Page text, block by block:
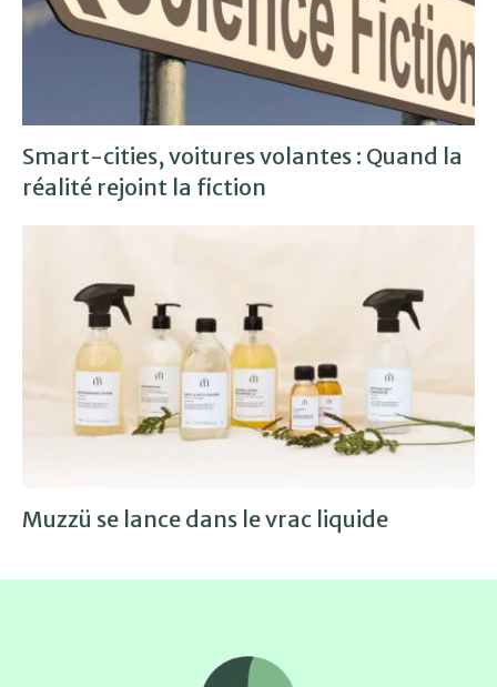
Smart-cities, voitures volantes : Quand la
réalité rejoint la fiction
Muzzü se lance dans le vrac liquide